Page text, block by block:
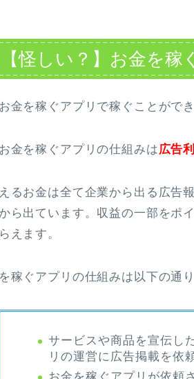
【怪しい？】お金を
金を稼ぐアプリで稼ぐことがで
金を稼ぐアプリの仕組みは広告
るお金は全て企業から出る広告
ら出ています。収益の一部をポ
えます。
稼ぐアプリの仕組みは以下の通り
サービスや商品を宣伝し
リの運営に広告掲載を依